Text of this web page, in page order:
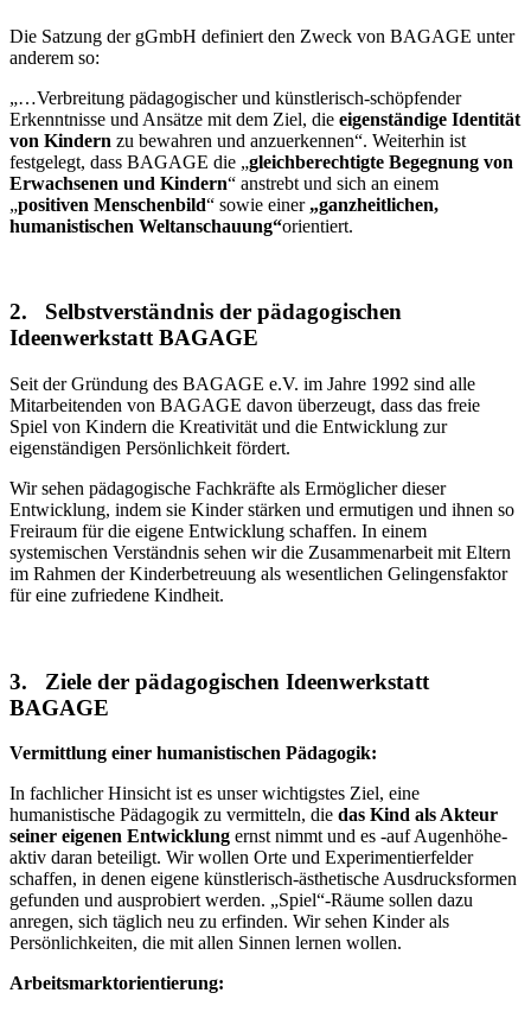
Die Satzung der gGmbH definiert den Zweck von BAGAGE unter
anderem so:
„…Verbreitung pädagogischer und künstlerisch-schöpfender
Erkenntnisse und Ansätze mit dem Ziel, die eigenständige Identität
von Kindern zu bewahren und anzuerkennen“. Weiterhin ist
festgelegt, dass BAGAGE die „gleichberechtigte Begegnung von
Erwachsenen und Kindern“ anstrebt und sich an einem
„positiven Menschenbild“ sowie einer „ganzheitlichen,
humanistischen Weltanschauung“orientiert.
2. Selbstverständnis der pädagogischen
Ideenwerkstatt BAGAGE
Seit der Gründung des BAGAGE e.V. im Jahre 1992 sind alle
Mitarbeitenden von BAGAGE davon überzeugt, dass das freie
Spiel von Kindern die Kreativität und die Entwicklung zur
eigenständigen Persönlichkeit fördert.
Wir sehen pädagogische Fachkräfte als Ermöglicher dieser
Entwicklung, indem sie Kinder stärken und ermutigen und ihnen so
Freiraum für die eigene Entwicklung schaffen. In einem
systemischen Verständnis sehen wir die Zusammenarbeit mit Eltern
im Rahmen der Kinderbetreuung als wesentlichen Gelingensfaktor
für eine zufriedene Kindheit.
3. Ziele der pädagogischen Ideenwerkstatt
BAGAGE
Vermittlung einer humanistischen Pädagogik:
In fachlicher Hinsicht ist es unser wichtigstes Ziel, eine
humanistische Pädagogik zu vermitteln, die das Kind als Akteur
seiner eigenen Entwicklung ernst nimmt und es -auf Augenhöhe-
aktiv daran beteiligt. Wir wollen Orte und Experimentierfelder
schaffen, in denen eigene künstlerisch-ästhetische Ausdrucksformen
gefunden und ausprobiert werden. „Spiel“-Räume sollen dazu
anregen, sich täglich neu zu erfinden. Wir sehen Kinder als
Persönlichkeiten, die mit allen Sinnen lernen wollen.
Arbeitsmarktorientierung: